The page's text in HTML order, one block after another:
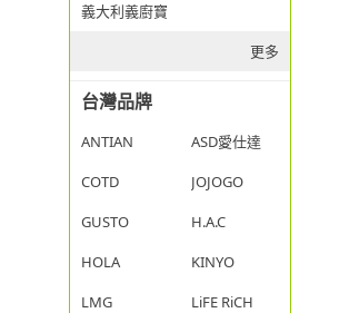
義大利義廚寶
更多
台灣品牌
ANTIAN
ASD愛仕達
COTD
JOJOGO
GUSTO
H.A.C
HOLA
KINYO
LMG
LiFE RiCH